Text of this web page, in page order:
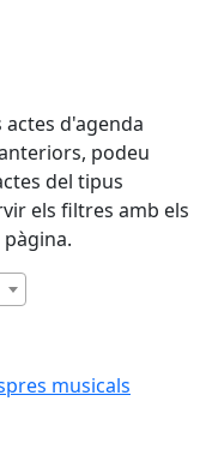
d'agenda
podeu
del tipus
els filtres amb els
musicals
musicals